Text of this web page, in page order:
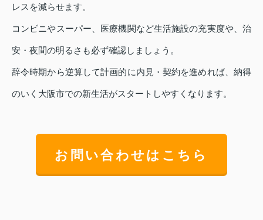
レスを減らせます。
コンビニやスーパー、医療機関など生活施設の充実度や、治
安・夜間の明るさも必ず確認しましょう。
辞令時期から逆算して計画的に内見・契約を進めれば、納得
のいく大阪市での新生活がスタートしやすくなります。
お問い合わせはこちら